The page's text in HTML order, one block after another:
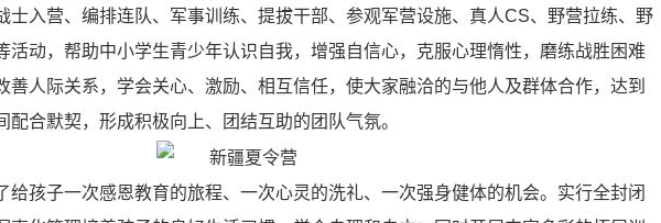
士入营、编排连队、军事训练、提拔干部、参观军营设施、真人CS、野营拉练、野
活动，帮助中小学生青少年认识自我，增强自信心，克服心理惰性，磨练战胜困难
善人际关系，学会关心、激励、相互信任，使大家融洽的与他人及群体合作，达到
配合默契，形成积极向上、团结互助的团队气氛。
给孩子一次感恩教育的旅程、一次心灵的洗礼、一次强身健体的机会。实行全封闭